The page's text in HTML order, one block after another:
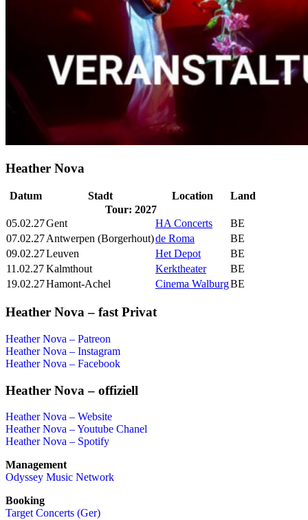
Heather Nova
Datum Stadt Location
Land
Tour: 2027
05.02.27Gent HA Concerts
BE
07.02.27Antwerpen (Borgerhout)de Roma
BE
09.02.27Leuven Het Depot
BE
11.02.27Kalmthout Kerktheater
BE
19.02.27Hamont-Achel Cinema WalburgBE
Heather Nova – fast Privat
Heather Nova – Patreon
Heather Nova – Instagram
Heather Nova – Facebook
Heather Nova – offiziell
Heather Nova – Website
Heather Nova – Youtube Chanel
Heather Nova – Spotify
Management
Odyssey Music Network
Booking
Target Concerts (Ger)